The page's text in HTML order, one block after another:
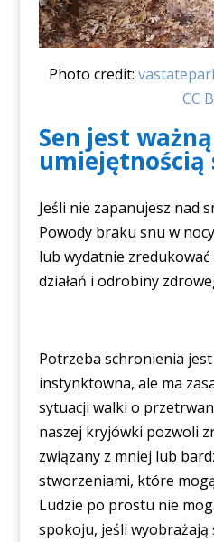
Photo credit:
CC
Sen jest ważną
umiejętnością
Jeśli nie zapanujesz nad
Powody braku snu w
lub wydatnie
działań i odrobiny
Potrzeba schronienia
instynktowna, ale ma
sytuacji walki o
naszej kryjówki pozwoli
związany z mniej lub
stworzeniami, które
Ludzie po prostu nie
spokoju, jeśli wyobrażają